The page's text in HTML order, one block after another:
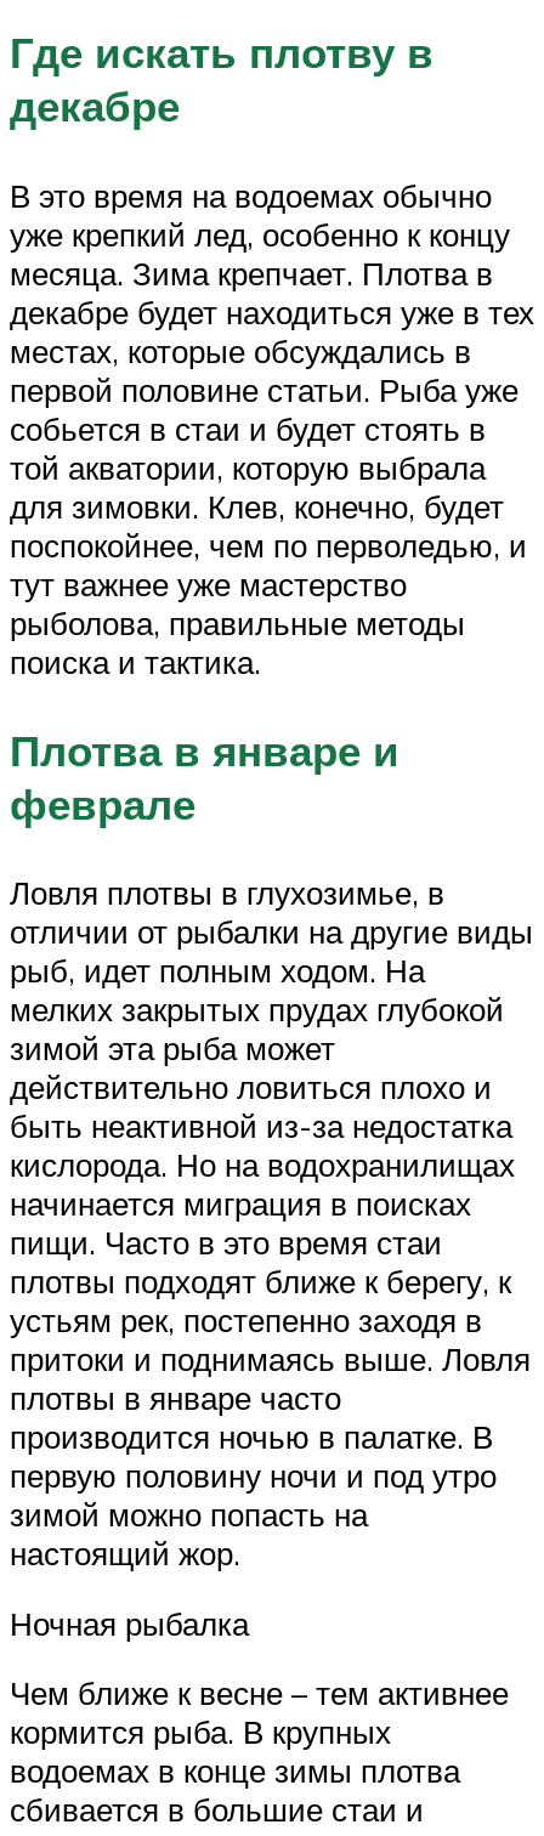
Где искать плотву в
декабре
В это время на водоемах обычно
уже крепкий лед, особенно к концу
месяца. Зима крепчает. Плотва в
декабре будет находиться уже в тех
местах, которые обсуждались в
первой половине статьи. Рыба уже
собьется в стаи и будет стоять в
той акватории, которую выбрала
для зимовки. Клев, конечно, будет
поспокойнее, чем по перволедью, и
тут важнее уже мастерство
рыболова, правильные методы
поиска и тактика.
Плотва в январе и
феврале
Ловля плотвы в глухозимье, в
отличии от рыбалки на другие виды
рыб, идет полным ходом. На
мелких закрытых прудах глубокой
зимой эта рыба может
действительно ловиться плохо и
быть неактивной из-за недостатка
кислорода. Но на водохранилищах
начинается миграция в поисках
пищи. Часто в это время стаи
плотвы подходят ближе к берегу, к
устьям рек, постепенно заходя в
притоки и поднимаясь выше. Ловля
плотвы в январе часто
производится ночью в палатке. В
первую половину ночи и под утро
зимой можно попасть на
настоящий жор.
Ночная рыбалка
Чем ближе к весне – тем активнее
кормится рыба. В крупных
водоемах в конце зимы плотва
сбивается в большие стаи и